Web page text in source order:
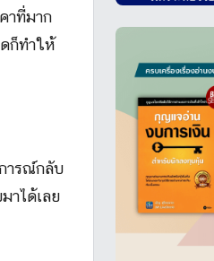
าที่มาก
ก็ทำให้
ารณ์กลับ
าได้เลย